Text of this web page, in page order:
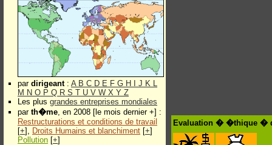
par dirigeant: A B C D E F G H J K L
M N O P Q R S T U V W X Y Z
Les plus grandes entreprises mondiales
par th�me, en 2008 [le mois dernier +] :
Restructurations et conditions de travail
[+], Droits Humains et blanchiment [+]
Pollution [+]
Evaluation � �thique �